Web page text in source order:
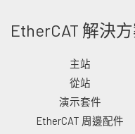
EtherCAT 解決
主站
從站
演示套件
EtherCAT 周邊配件